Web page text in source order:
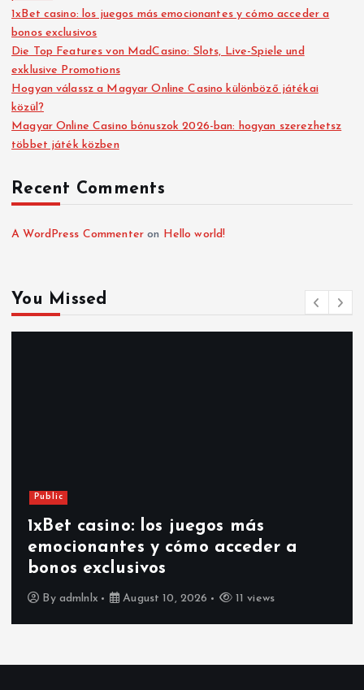
1xBet casino: los juegos más emocionantes y cómo acceder a
bonos exclusivos
Die Top Features von MadCasino: Slots, Live-Spiele und
exklusive Promotions
Hogyan válassz a Magyar Online Casino különböző játékai
közül?
Magyar Online Casino bónuszok 2026-ban: hogyan szerezhetsz
többet játék közben
Recent Comments
A WordPress Commenter on Hello world!
You Missed
Public
1xBet casino: los juegos más
emocionantes y cómo acceder a
bonos exclusivos
By admlnlx August 10, 2026 11 views